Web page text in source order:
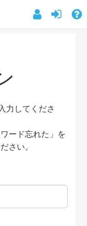
力してくださ
ード忘れた」を
さい。